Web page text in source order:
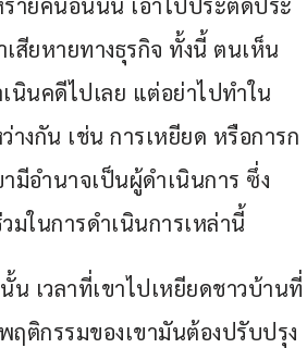
ายคนอื่นนั้น เอาไปประติดประ
สียหายทางธุรกิจ ทั้งนี้ ตนเห็น
นินคดีไปเลย แต่อย่าไปทำใน
งกัน เช่น การเหยียด หรือการก
มีอำนาจเป็นผู้ดำเนินการ ซึ่ง
มในการดำเนินการเหล่านี้
เวลาที่เขาไปเหยียดชาวบ้านที่
ติกรรมของเขามันต้องปรับปรุง